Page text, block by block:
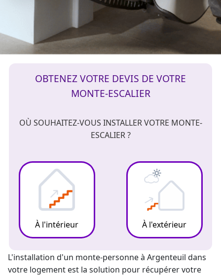
OBTENEZ VOTRE DEVIS DE VOTRE
MONTE-ESCALIER
OÙ SOUHAITEZ-VOUS INSTALLER VOTRE MONTE-
ESCALIER ?
À l'intérieur À l'extérieur
L'installation d'un monte-personneà Argenteuil dans
votre logement est la solution pour récupérer votre